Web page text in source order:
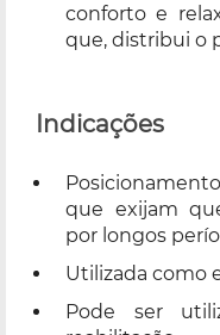
conforto e
que, distribui o
Indicações
que exijam
por longos
Utilizada como
Pode ser